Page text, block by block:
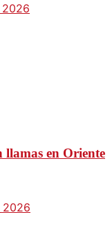
llamas en Oriente
2026